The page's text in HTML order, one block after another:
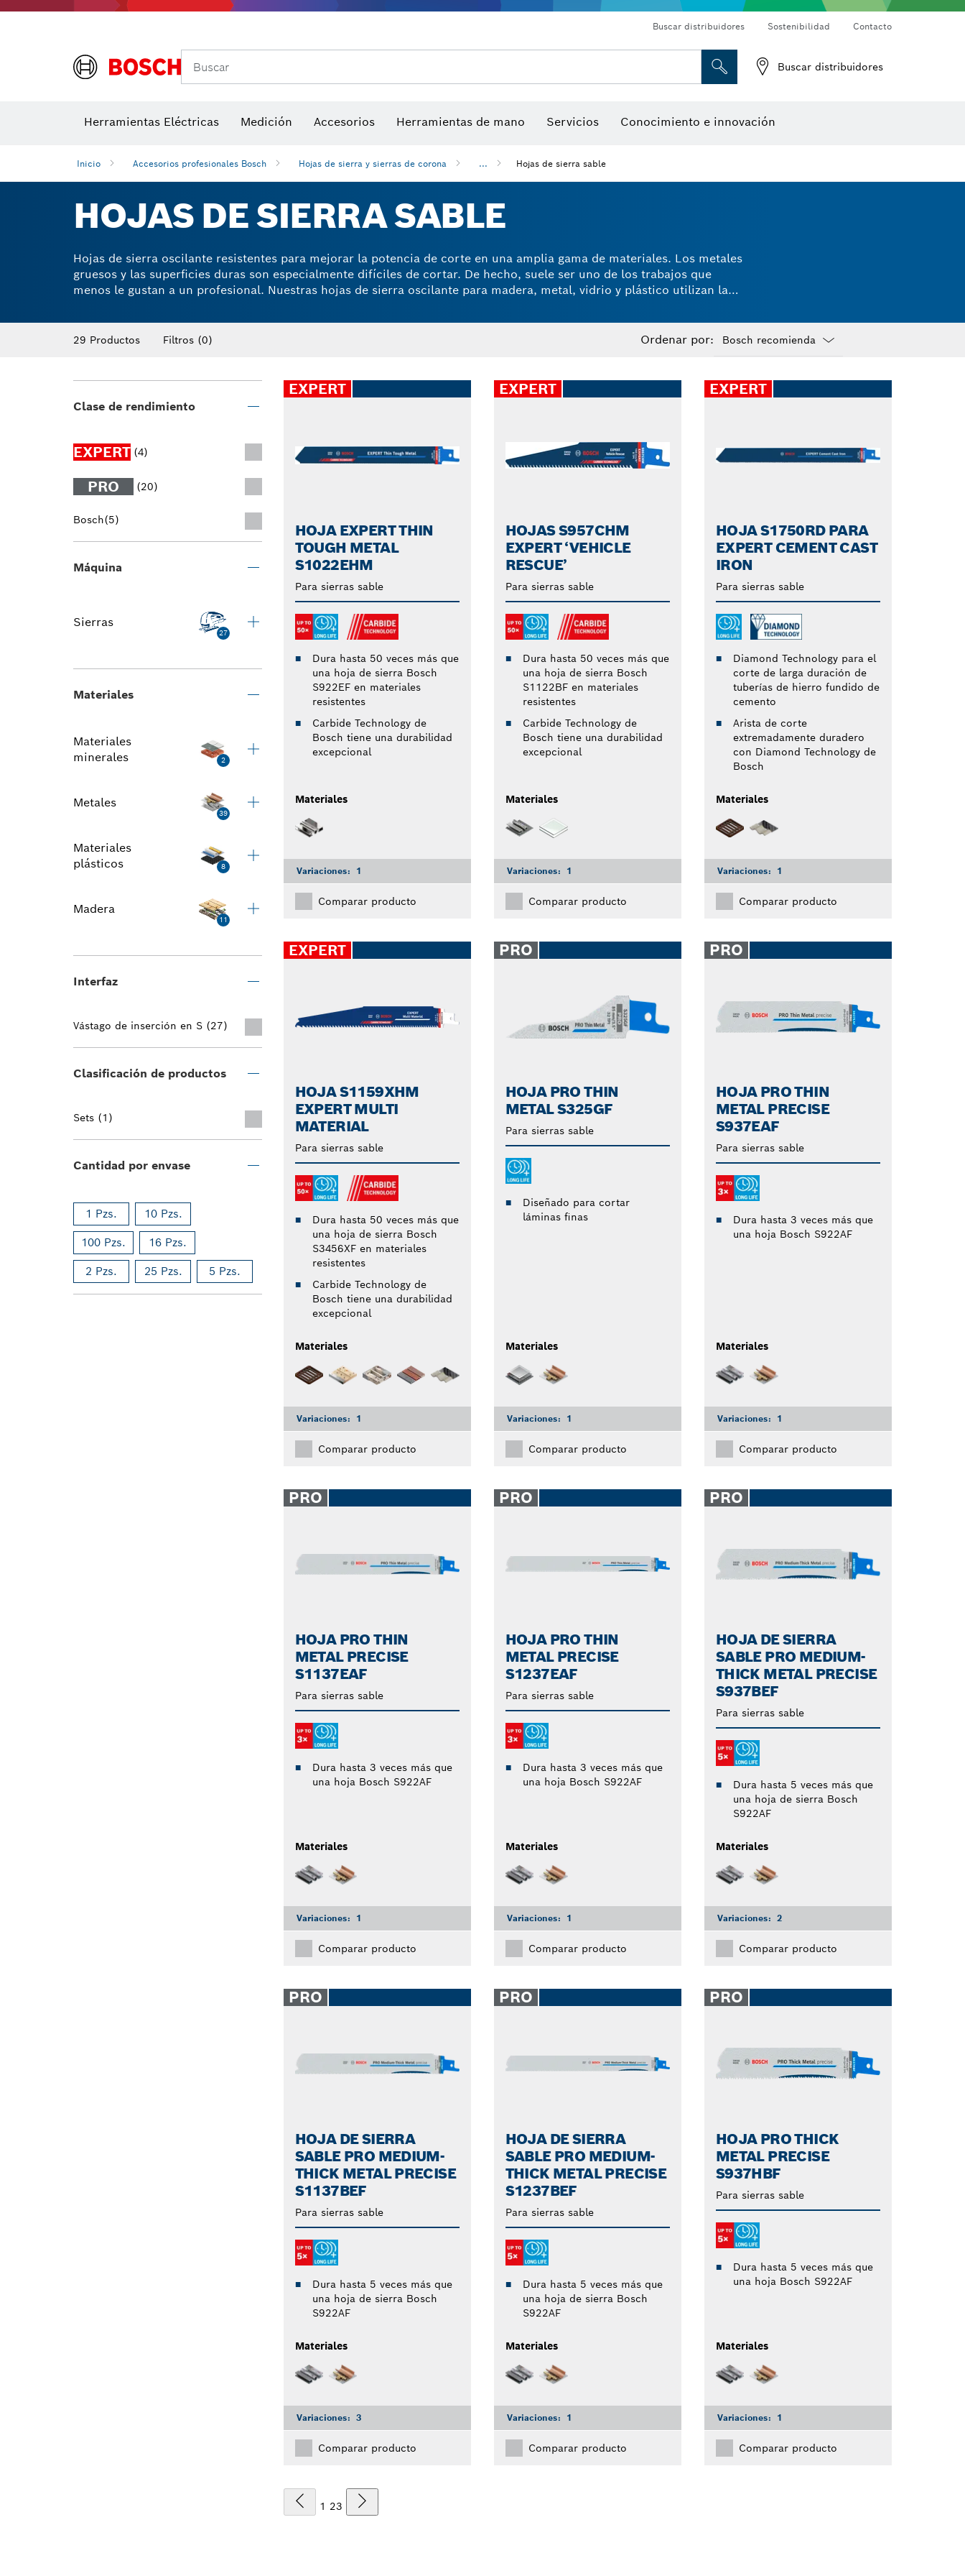
Buscar distribuidores Sostenibilidad Contacto
Buscar Buscar distribuidores
Herramientas Eléctricas Medición Accesorios Herramientas de mano Servicios Conocimiento e innovación
Inicio Accesorios profesionales Bosch Hojas de sierra y sierras de corona ... Hojas de sierra sable
HOJAS DE SIERRA SABLE
Hojas de sierra oscilante resistentes para mejorar la potencia de corte en una amplia gama de materiales. Los metales
gruesos y las superficies duras son especialmente difíciles de cortar. De hecho, suele ser uno de los trabajos que
menos le gustan a un profesional. Nuestras hojas de sierra oscilante para madera, metal, vidrio y plástico utilizan la
reforzados aumentan la resistencia tanto al desgaste diario como a las tareas más exigentes, ofreciéndote un accesorio
más duradero con un rendimiento de alta calidad. Con las hojas de sierra oscilante de Bosch notarás una mejora en la
29 Productos Filtros (0) Ordenar por:
closed
Clase de rendimiento
EXPERT (4)
PRO (20)
Bosch(5)
Máquina
Sierras
27
Materiales
Materiales
minerales
2
Metales
39
Materiales
plásticos
8
Madera
11
Interfaz
Vástago de inserción en S (27)
Clasificación de productos
Sets (1)
Cantidad por envase
1 Pzs. 10 Pzs.
100 Pzs. 16 Pzs.
2 Pzs. 25 Pzs. 5 Pzs.
EXPERT
HOJA EXPERT THIN
TOUGH METAL
S1022EHM
Para sierras sable
Dura hasta 50 veces más que
una hoja de sierra Bosch
S922EF en materiales
resistentes
Carbide Technology de
Bosch tiene una durabilidad
excepcional
Materiales
Variaciones: 1
Comparar producto
EXPERT
HOJAS S957CHM
EXPERT ‘VEHICLE
RESCUE’
Para sierras sable
Dura hasta 50 veces más que
una hoja de sierra Bosch
S1122BF en materiales
resistentes
Carbide Technology de
Bosch tiene una durabilidad
excepcional
Materiales
Variaciones: 1
Comparar producto
EXPERT
HOJA S1750RD PARA
EXPERT CEMENT CAST
IRON
Para sierras sable
Diamond Technology para el
corte de larga duración de
tuberías de hierro fundido de
cemento
Arista de corte
extremadamente duradero
con Diamond Technology de
Bosch
Materiales
Variaciones: 1
Comparar producto
EXPERT
HOJA S1159XHM
EXPERT MULTI
MATERIAL
Para sierras sable
Dura hasta 50 veces más que
una hoja de sierra Bosch
S3456XF en materiales
resistentes
Carbide Technology de
Bosch tiene una durabilidad
excepcional
Materiales
Variaciones: 1
Comparar producto
PRO
HOJA PRO THIN
METAL S325GF
Para sierras sable
Diseñado para cortar
láminas finas
Materiales
Variaciones: 1
Comparar producto
PRO
HOJA PRO THIN
METAL PRECISE
S937EAF
Para sierras sable
Dura hasta 3 veces más que
una hoja Bosch S922AF
Materiales
Variaciones: 1
Comparar producto
PRO
HOJA PRO THIN
METAL PRECISE
S1137EAF
Para sierras sable
Dura hasta 3 veces más que
una hoja Bosch S922AF
Materiales
Variaciones: 1
Comparar producto
PRO
HOJA PRO THIN
METAL PRECISE
S1237EAF
Para sierras sable
Dura hasta 3 veces más que
una hoja Bosch S922AF
Materiales
Variaciones: 1
Comparar producto
PRO
HOJA DE SIERRA
SABLE PRO MEDIUM-
THICK METAL PRECISE
S937BEF
Para sierras sable
Dura hasta 5 veces más que
una hoja de sierra Bosch
S922AF
Materiales
Variaciones: 2
Comparar producto
PRO
HOJA DE SIERRA
SABLE PRO MEDIUM-
THICK METAL PRECISE
S1137BEF
Para sierras sable
Dura hasta 5 veces más que
una hoja de sierra Bosch
S922AF
Materiales
Variaciones: 3
Comparar producto
PRO
HOJA DE SIERRA
SABLE PRO MEDIUM-
THICK METAL PRECISE
S1237BEF
Para sierras sable
Dura hasta 5 veces más que
una hoja de sierra Bosch
S922AF
Materiales
Variaciones: 1
Comparar producto
PRO
HOJA PRO THICK
METAL PRECISE
S937HBF
Para sierras sable
Dura hasta 5 veces más que
una hoja Bosch S922AF
Materiales
Variaciones: 1
Comparar producto
1 23